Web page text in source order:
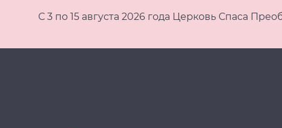
С 3 по 15 августа 2026 года Церковь Спаса